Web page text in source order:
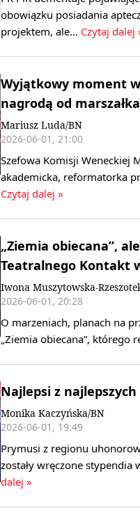
obowiązku posiadania
projektem, ale… Czytaj dalej
Wyjątkowy moment
nagrodą od
Mariusz Luda/BN
2026-06-01, 21:00
Szefowa Komisji Weneckiej
akademicka, reformatorka
Czytaj dalej »
„Ziemia obiecana”,
Teatralnego Kontakt
Iwona Muszytowska-
2026-06-01, 20:28
O marzeniach, planach na
„Ziemia obiecana”, którego
Najlepsi z
Monika Kaczyńska/BN
2026-06-01, 19:49
Prymusi z regionu
zostały wręczone
dalej »